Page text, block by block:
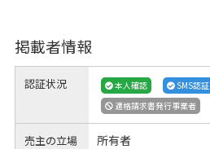
掲載者情報
認証状況 本人確認
SMS認証
適格請求書発行事業者
売主の立場 所有者